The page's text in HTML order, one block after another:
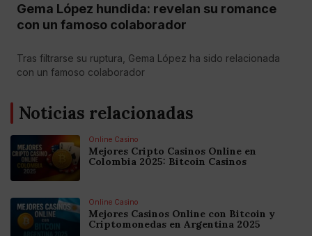
Gema López hundida: revelan su romance
con un famoso colaborador
Tras filtrarse su ruptura, Gema López ha sido relacionada
con un famoso colaborador
Noticias relacionadas
Online Casino
Mejores Cripto Casinos Online en
Colombia 2025: Bitcoin Casinos
Online Casino
Mejores Casinos Online con Bitcoin y
Criptomonedas en Argentina 2025